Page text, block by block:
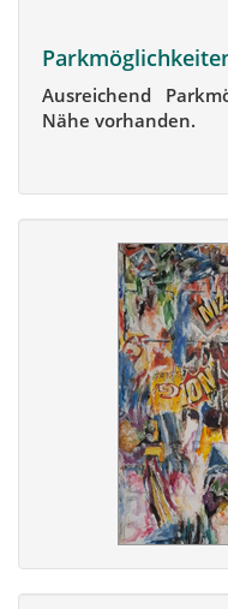
Ausreichend
Nähe vorhanden.